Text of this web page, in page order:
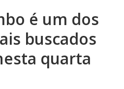
é um dos
buscados
quarta